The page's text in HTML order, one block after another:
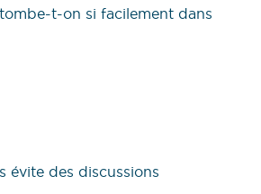
t-on si facilement dans
évite des discussions